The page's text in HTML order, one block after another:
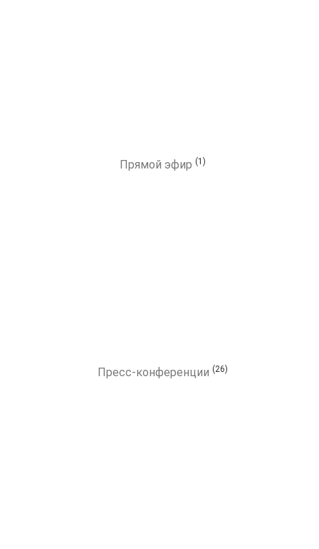
Прямой эфир (1)
Пресс-конференции (26)